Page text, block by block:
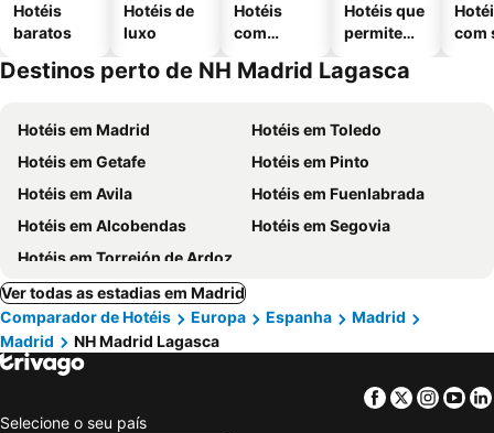
Hotéis
baratos
Hotéis de
luxo
Hotéis
com
Hotéis que
permitem
com
Destinos perto de NH Madrid Lagasca
Hotéis em Madrid
Hotéis em Toledo
Hotéis em Getafe
Hotéis em Pinto
Hotéis em Avila
Hotéis em Fuenlabrada
Hotéis em Alcobendas
Hotéis em Segovia
Hotéis em Torrejón de Ardoz
Ver todas as estadias em Madrid
Comparador de Hotéis
Europa Espanha
Madrid
Madrid
NH Madrid Lagasca
Facebook
Twitter
Selecione o seu país